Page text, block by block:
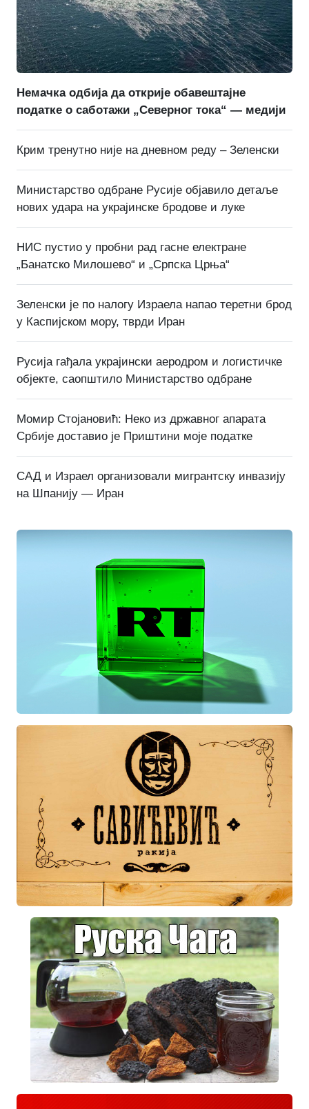
Немачка одбија да открије обавештајне
податке о саботажи „Северног тока“ — медији
Крим тренутно није на дневном реду – Зеленски
Министарство одбране Русије објавило детаље
нових удара на украјинске бродове и луке
НИС пустио у пробни рад гасне електране
„Банатско Милошево“ и „Српска Црња“
Зеленски је по налогу Израела напао теретни брод
у Каспијском мору, тврди Иран
Русија гађала украјински аеродром и логистичке
објекте, саопштило Министарство одбране
Момир Стојановић: Неко из државног апарата
Србије доставио је Приштини моје податке
САД и Израел организовали мигрантску инвазију
на Шпанију — Иран